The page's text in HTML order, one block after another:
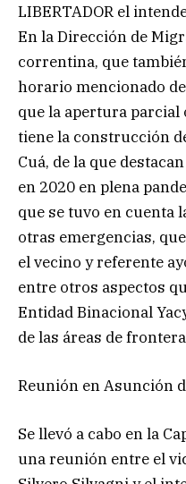
LIBERTADOR el
En la Dirección de
correntina, que
horario mencionado
que la apertura parcial
tiene la construcción
Cuá, de la que
en 2020 en plena
que se tuvo en cuenta
otras emergencias,
el vecino y referente
entre otros aspectos
Entidad Binacional
de las áreas de
Reunión en Asunción
Se llevó a cabo en la
una reunión entre el